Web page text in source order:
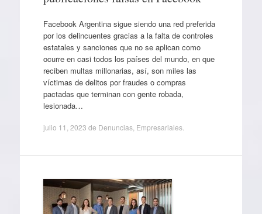
Facebook Argentina sigue siendo una red preferida
por los delincuentes gracias a la falta de controles
estatales y sanciones que no se aplican como
ocurre en casi todos los países del mundo, en que
reciben multas millonarias, así, son miles las
víctimas de delitos por fraudes o compras
pactadas que terminan con gente robada,
lesionada…
julio 11, 2023 de Denuncias, Empresariales.